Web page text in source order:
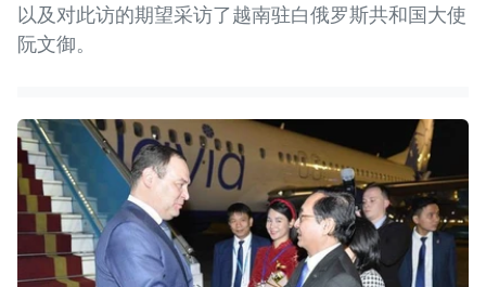
以及对此访的期望采访了越南驻白俄罗斯共和国大使
阮文御。